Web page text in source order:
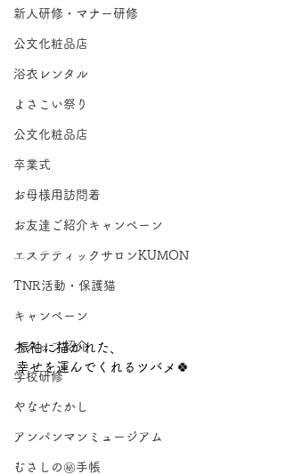
新人研修・マナー研修
公文化粧品店
浴衣レンタル
よさこい祭り
公文化粧品店
卒業式
お母様用訪問着
お友達ご紹介キャンペーン
エステティックサロンKUMON
TNR活動・保護猫
キャンペーン
スタッフ紹介
学校研修
やなせたかし
アンパンマンミュージアム
むさしの㊙手帳
振袖に描かれた、
幸せを運んでくれるツバメ🍀